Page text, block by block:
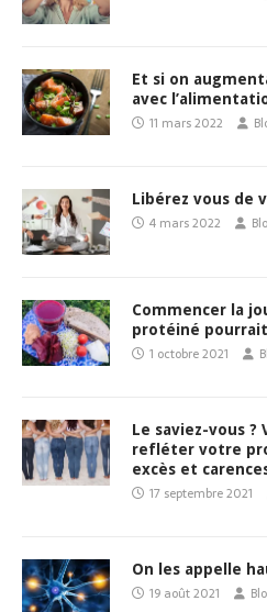
Et si on
avec
11 mars 2022
Libérez vous de
4 mars 2022
Commencer la
protéiné
1 octobre 2021
Le saviez-vous
refléter votre
excès et
17 septembre 2021
On les appelle
19 août 2021